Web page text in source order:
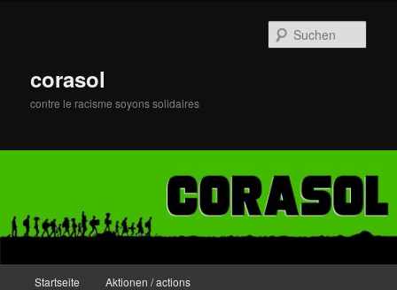
corasol
contre le racisme soyons solidaires
Startseite Aktionen / actions